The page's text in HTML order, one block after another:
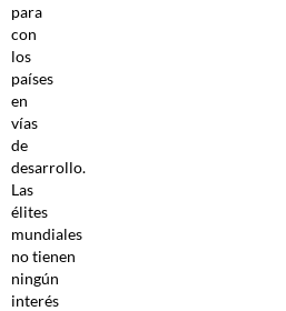
para
con
los
países
en
vías
de
desarrollo.
Las
élites
mundiales
no tienen
ningún
interés